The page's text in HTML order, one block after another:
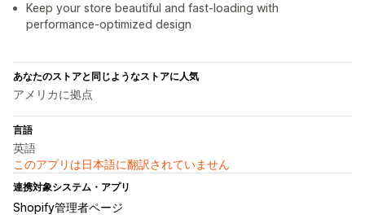
Keep your store beautiful and fast-loading with
performance-optimized design
あなたのストアと同じようなストアに人気
アメリカに拠点
言語
英語
このアプリは日本語に翻訳されていません
連携対象システム・アプリ
Shopify管理者ページ